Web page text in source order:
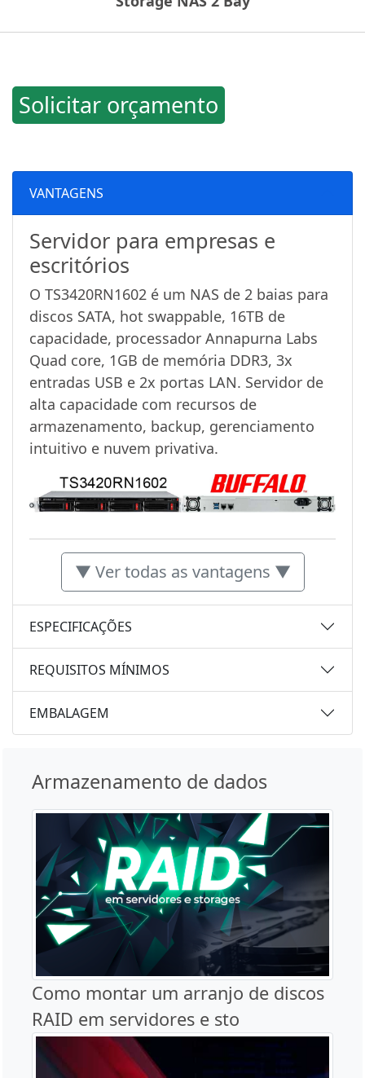
Solicitar orçamento
VANTAGENS
Servidor para empresas e
escritórios
O TS3420RN1602 é um NAS de 2 baias para
discos SATA, hot swappable, 16TB de
capacidade, processador Annapurna Labs
Quad core, 1GB de memória DDR3, 3x
entradas USB e 2x portas LAN. Servidor de
alta capacidade com recursos de
armazenamento, backup, gerenciamento
intuitivo e nuvem privativa.
▼ Ver todas as vantagens ▼
ESPECIFICAÇÕES
REQUISITOS MÍNIMOS
EMBALAGEM
Armazenamento de dados
Como montar um arranjo de discos
RAID em servidores e sto